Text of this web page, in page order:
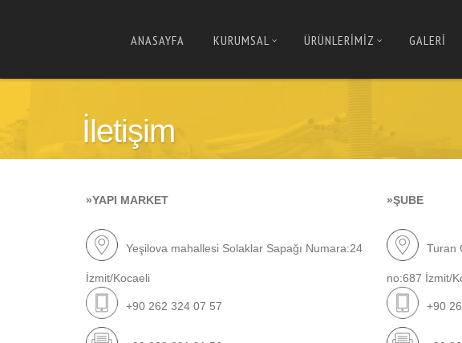
ANASAYFA KURUMSAL ÜRÜNLERİMİZ GALERİ
İletişim
»YAPI MARKET
Yeşilova mahallesi Solaklar Sapağı Numara:24
İzmit/Kocaeli
+90 262 324 07 57
»ŞUBE
Turan
no:687 İzmit/
+90